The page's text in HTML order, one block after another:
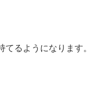
てるようになります。